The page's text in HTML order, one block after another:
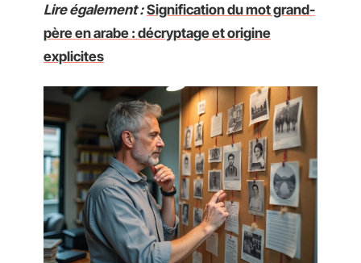
Lire également : Signification du mot grand-
père en arabe : décryptage et origine
explicites